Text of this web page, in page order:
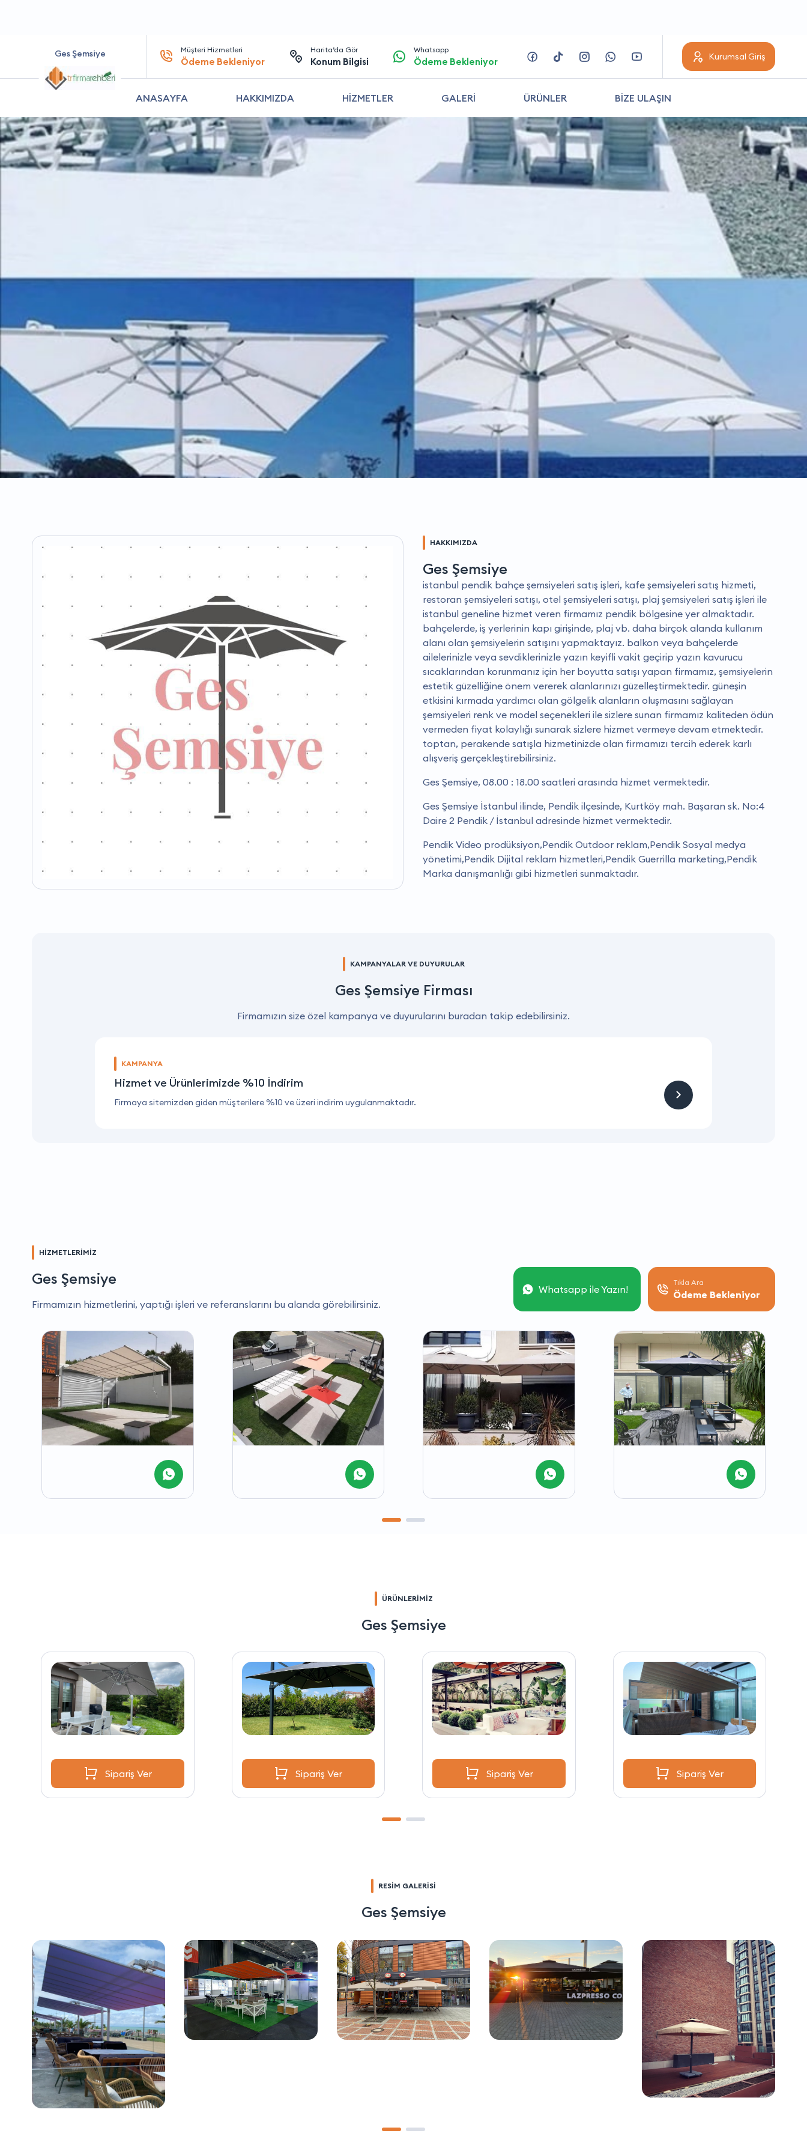
Ges Şemsiye Müşteri Hizmetleri
Ödeme Bekleniyor
Harita’da Gör
Konum Bilgisi
Whatsapp
Ödeme Bekleniyor Kurumsal Giriş
ANASAYFA HAKKIMIZDA HİZMETLER GALERİ ÜRÜNLER BİZE ULAŞIN
HAKKIMIZDA
Ges Şemsiye
i̇stanbul pendik bahçe şemsiyeleri satış işleri, kafe şemsiyeleri satış hizmeti,
restoran şemsiyeleri satışı, otel şemsiyeleri satışı, plaj şemsiyeleri satış işleri ile
i̇stanbul geneline hizmet veren firmamız pendik bölgesine yer almaktadır.
bahçelerde, iş yerlerinin kapı girişinde, plaj vb. daha birçok alanda kullanım
alanı olan şemsiyelerin satışını yapmaktayız. balkon veya bahçelerde
ailelerinizle veya sevdiklerinizle yazın keyifli vakit geçirip yazın kavurucu
sıcaklarından korunmanız için her boyutta satışı yapan firmamız, şemsiyelerin
estetik güzelliğine önem vererek alanlarınızı güzelleştirmektedir. güneşin
etkisini kırmada yardımcı olan gölgelik alanların oluşmasını sağlayan
şemsiyeleri renk ve model seçenekleri ile sizlere sunan firmamız kaliteden ödün
vermeden fiyat kolaylığı sunarak sizlere hizmet vermeye devam etmektedir.
toptan, perakende satışla hizmetinizde olan firmamızı tercih ederek karlı
alışveriş gerçekleştirebilirsiniz.
Ges Şemsiye, 08.00 : 18.00 saatleri arasında hizmet vermektedir.
Ges Şemsiye İstanbul ilinde, Pendik ilçesinde, Kurtköy mah. Başaran sk. No:4
Daire 2 Pendik / İstanbul adresinde hizmet vermektedir.
Pendik Video prodüksiyon,Pendik Outdoor reklam,Pendik Sosyal medya
yönetimi,Pendik Dijital reklam hizmetleri,Pendik Guerrilla marketing,Pendik
Marka danışmanlığı gibi hizmetleri sunmaktadır.
KAMPANYALAR VE DUYURULAR
Ges Şemsiye Firması
Firmamızın size özel kampanya ve duyurularını buradan takip edebilirsiniz.
KAMPANYA
Hizmet ve Ürünlerimizde %10 İndirim
Firmaya sitemizden giden müşterilere %10 ve üzeri indirim uygulanmaktadır.
HİZMETLERİMİZ
Ges Şemsiye
Firmamızın hizmetlerini, yaptığı işleri ve referanslarını bu alanda görebilirsiniz.
Whatsapp ile Yazın!
Tıkla Ara
Ödeme Bekleniyor
ÜRÜNLERİMİZ
Ges Şemsiye
Sipariş Ver Sipariş Ver Sipariş Ver Sipariş Ver
RESİM GALERİSİ
Ges Şemsiye